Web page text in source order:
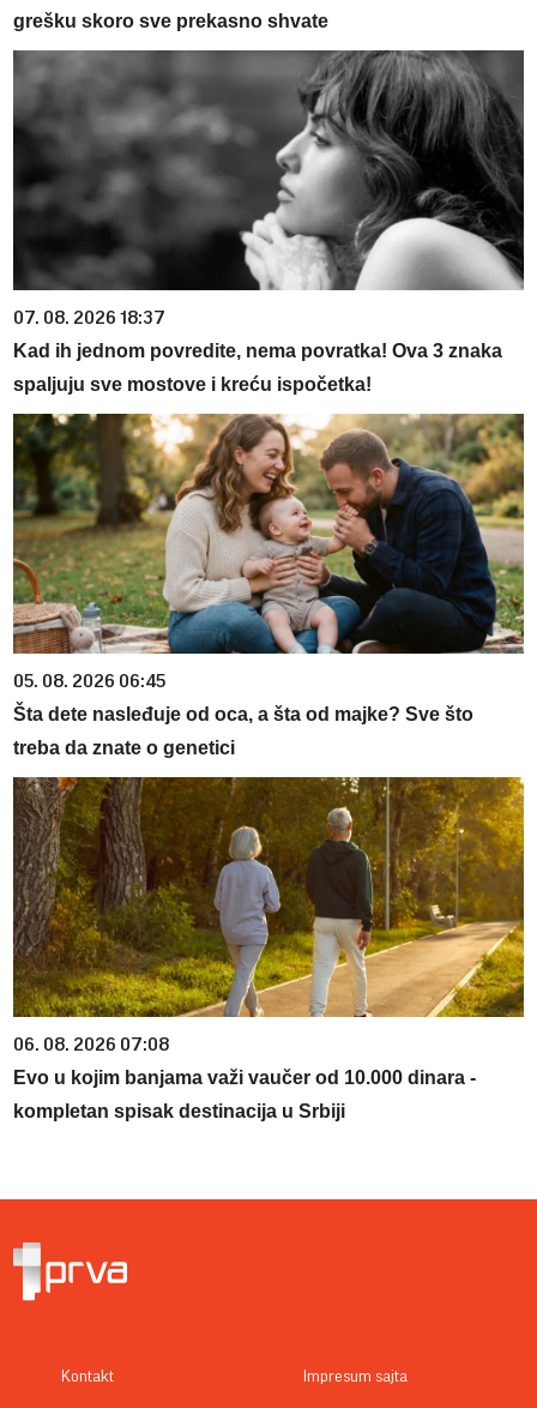
grešku skoro sve prekasno shvate
07. 08. 2026 18:37
Kad ih jednom povredite, nema povratka! Ova 3 znaka
spaljuju sve mostove i kreću ispočetka!
05. 08. 2026 06:45
Šta dete nasleđuje od oca, a šta od majke? Sve što
treba da znate o genetici
06. 08. 2026 07:08
Evo u kojim banjama važi vaučer od 10.000 dinara -
kompletan spisak destinacija u Srbiji
Kontakt Impresum sajta